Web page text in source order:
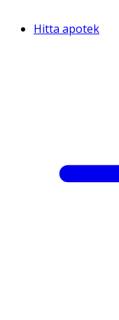
Hitta apotek